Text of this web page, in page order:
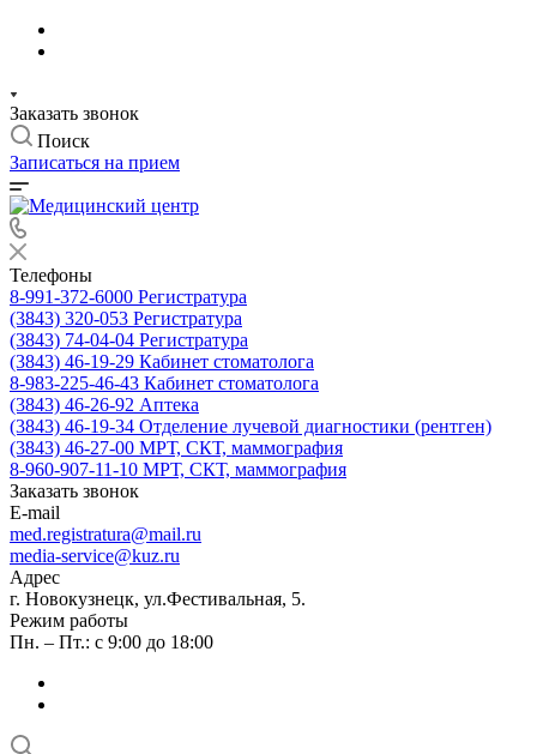
Заказать звонок
Поиск
Записаться на прием
Телефоны
8-991-372-6000 Регистратура
(3843) 320-053 Регистратура
(3843) 74-04-04 Регистратура
(3843) 46-19-29 Кабинет стоматолога
8-983-225-46-43 Кабинет стоматолога
(3843) 46-26-92 Аптека
(3843) 46-19-34 Отделение лучевой диагностики (рентген)
(3843) 46-27-00 МРТ, СКТ, маммография
8-960-907-11-10 МРТ, СКТ, маммография
Заказать звонок
E-mail
med.registratura@mail.ru
media-service@kuz.ru
Адрес
г. Новокузнецк, ул.Фестивальная, 5.
Режим работы
Пн. – Пт.: с 9:00 до 18:00